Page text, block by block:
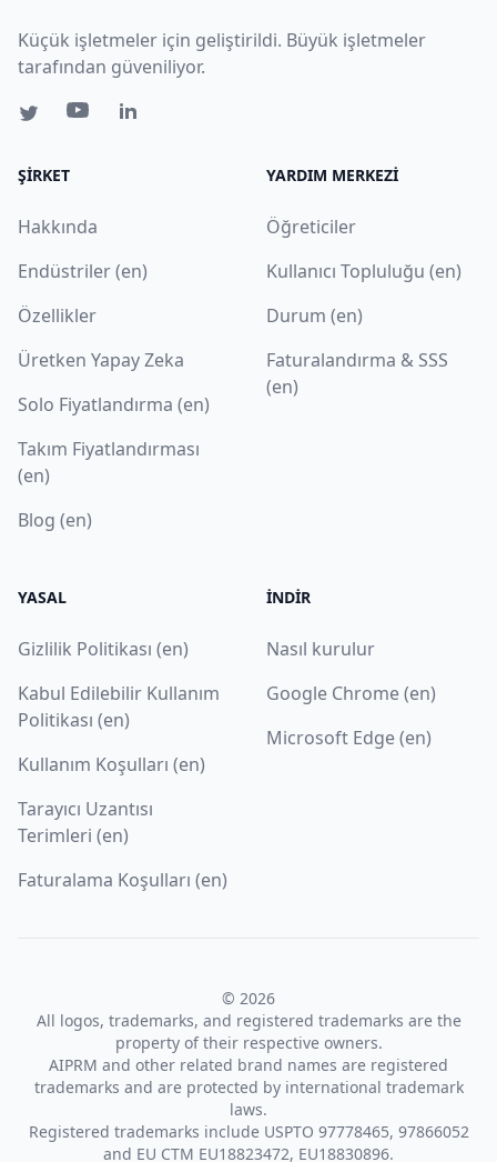
Küçük işletmeler için geliştirildi. Büyük işletmeler
tarafından güveniliyor.
ŞIRKET
Hakkında
Endüstriler (en)
Özellikler
Üretken Yapay Zeka
Solo Fiyatlandırma (en)
Takım Fiyatlandırması
(en)
Blog (en)
YARDIM MERKEZI
Öğreticiler
Kullanıcı Topluluğu (en)
Durum (en)
Faturalandırma & SSS
(en)
YASAL
Gizlilik Politikası (en)
Kabul Edilebilir Kullanım
Politikası (en)
Kullanım Koşulları (en)
Tarayıcı Uzantısı
Terimleri (en)
Faturalama Koşulları (en)
İNDIR
Nasıl kurulur
Google Chrome (en)
Microsoft Edge (en)
© 2026
All logos, trademarks, and registered trademarks are the
property of their respective owners.
AIPRM and other related brand names are registered
trademarks and are protected by international trademark
laws.
Registered trademarks include USPTO 97778465, 97866052
and EU CTM EU18823472, EU18830896.